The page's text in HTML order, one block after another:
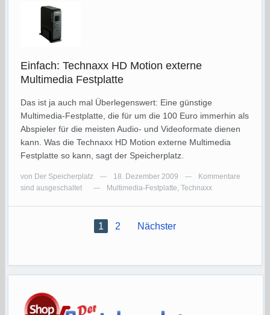
Einfach: Technaxx HD Motion externe
Multimedia Festplatte
Das ist ja auch mal Überlegenswert: Eine günstige
Multimedia-Festplatte, die für um die 100 Euro immerhin als
Abspieler für die meisten Audio- und Videoformate dienen
kann. Was die Technaxx HD Motion externe Multimedia
Festplatte so kann, sagt der Speicherplatz.
von Der Speicherplatz — 18. Dezember 2009 —
Kommentare
sind ausgeschaltet
— Multimedia-Festplatte,Technaxx
1 2 Nächster